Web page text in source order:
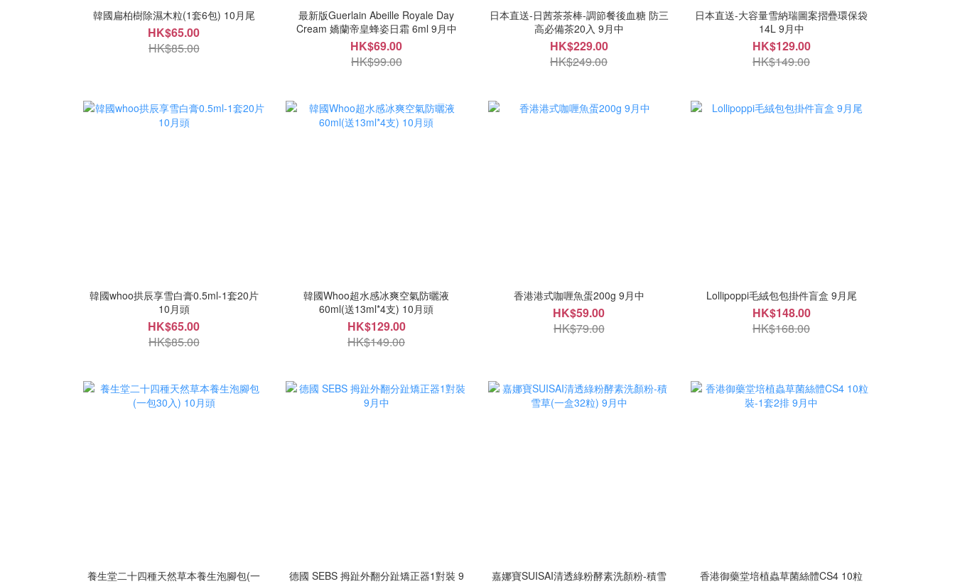
韓國扁柏樹除濕木粒(1套6包) 10月尾
HK$65.00
HK$85.00
最新版Guerlain Abeille Royale Day
Cream 嬌蘭帝皇蜂姿日霜 6ml 9月中
HK$69.00
HK$99.00
日本直送-日茜茶茶棒-調節餐後血糖 防三
高必備茶20入 9月中
HK$229.00
HK$249.00
日本直送-大容量雪納瑞圖案摺疊環保袋
14L 9月中
HK$129.00
HK$149.00
韓國whoo拱辰享雪白膏0.5ml-1套20片
10月頭
HK$65.00
HK$85.00
韓國Whoo超水感冰爽空氣防曬液
60ml(送13ml*4支) 10月頭
HK$129.00
HK$149.00
香港港式咖喱魚蛋200g 9月中
HK$59.00
HK$79.00
Lollipoppi毛絨包包掛件盲盒 9月尾
HK$148.00
HK$168.00
養生堂二十四種天然草本養生泡腳包(一
德國 SEBS 拇趾外翻分趾矯正器1對裝 9
嘉娜寶SUISAI清透綠粉酵素洗顏粉-積雪
香港御藥堂培植蟲草菌絲體CS4 10粒